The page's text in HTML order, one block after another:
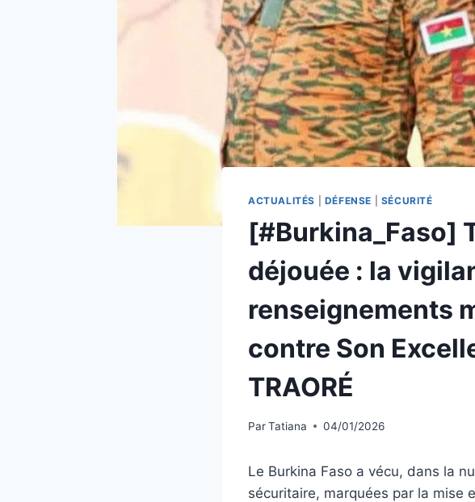
ACTUALITÉS DÉFENSE SÉCURITÉ
[#Burkina_Faso]
déjouée : la
renseignements
contre Son
TRAORÉ
ParTatiana 04/01/2026
Le Burkina Faso a vécu, dans la
sécuritaire, marquées par la mise